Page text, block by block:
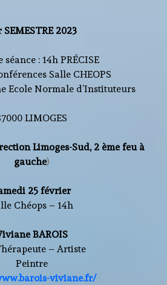
SEMESTRE 2023
séance : 14h PRÉCISE
Salle CHEOPS
Ecole Normale d’Instituteurs
LIMOGES
Limoges-Sud, 2 ème feu à
gauche)
25 février
Chéops – 14h
BAROIS
– Artiste
Peintre
viviane.fr/